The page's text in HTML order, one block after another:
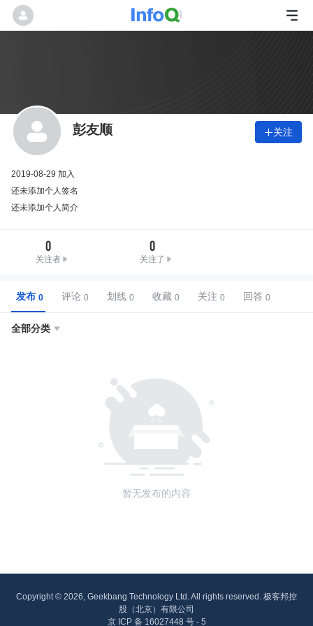
彭友顺 关注
2019-08-29 加入
还未添加个人签名
还未添加个人简介
0
关注者
0
关注了
发布 评论 划线 收藏 关注 回答
全部分类 
暂无发布的内容
Copyright © 2026, Geekbang Technology Ltd. All rights reserved. 极客邦控
股（北京）有限公司
京 ICP 备 16027448 号 - 5